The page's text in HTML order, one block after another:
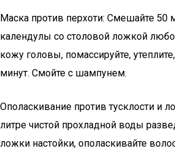
Маска против перхоти: Смешайте 50
календулы со столовой ложкой
кожу головы, помассируйте,
минут. Смойте с шампунем.
Ополаскивание против тусклости и
литре чистой прохладной воды
ложки настойки, ополаскивайте